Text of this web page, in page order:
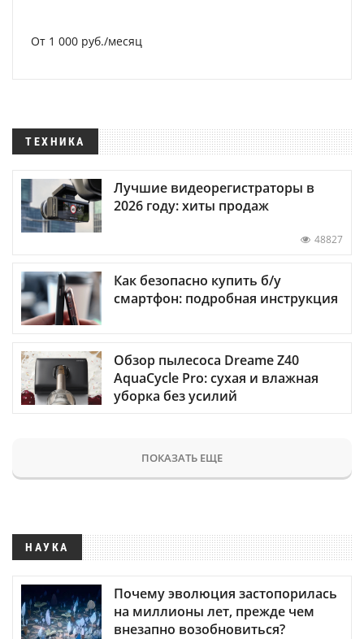
От 1 000 руб./месяц
ТЕХНИКА
Лучшие видеорегистраторы в
2026 году: хиты продаж
48827
Как безопасно купить б/у
смартфон: подробная инструкция
Обзор пылесоса Dreame Z40
AquaCycle Pro: сухая и влажная
уборка без усилий
ПОКАЗАТЬ ЕЩЕ
НАУКА
Почему эволюция застопорилась
на миллионы лет, прежде чем
внезапно возобновиться?